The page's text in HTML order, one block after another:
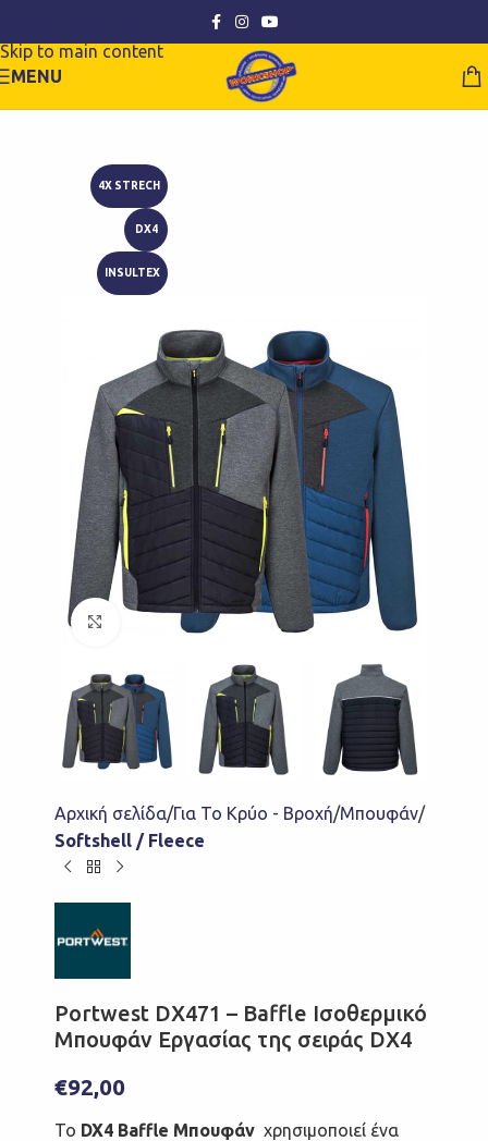
Skip to main content
MENU
4X STRECH
DX4
INSULTEX
Click to enlarge
Αρχική σελίδα Για Το Κρύο - Βροχή Μπουφάν
Softshell / Fleece
Portwest DX471 – Baffle Ισοθερμικό
Μπουφάν Εργασίας της σειράς DX4
€92,00
Το DX4 Baffle Μπουφάν χρησιμοποιεί ένα